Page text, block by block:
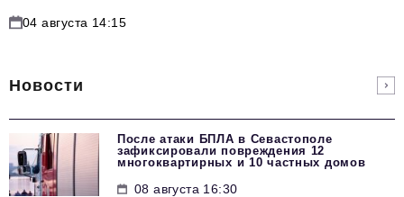
04 августа 14:15
Новости
После атаки БПЛА в Севастополе
зафиксировали повреждения 12
многоквартирных и 10 частных домов
08 августа 16:30